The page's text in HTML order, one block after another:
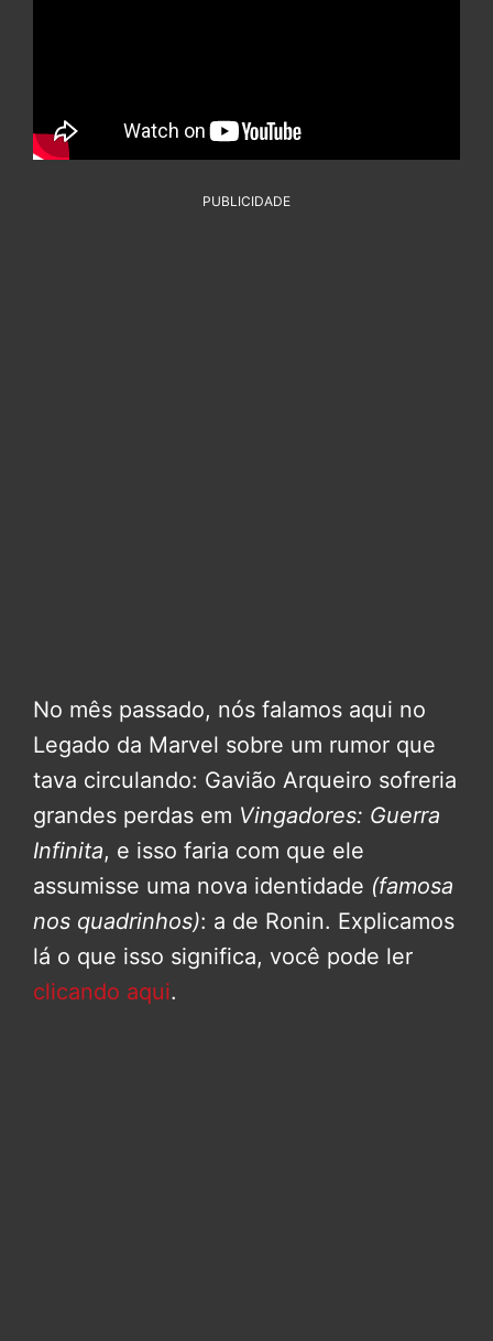
PUBLICIDADE
No mês passado, nós falamos aqui no
Legado da Marvel sobre um rumor que
tava circulando: Gavião Arqueiro sofreria
grandes perdas em Vingadores: Guerra
Infinita, e isso faria com que ele
assumisse uma nova identidade (famosa
nos quadrinhos): a de Ronin. Explicamos
lá o que isso significa, você pode ler
clicando aqui.